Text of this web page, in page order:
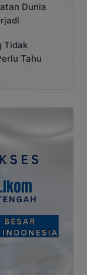
Dunia
Tidak
Tahu